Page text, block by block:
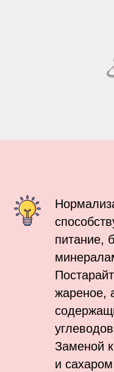
питание,
жареное,
Заменой
и